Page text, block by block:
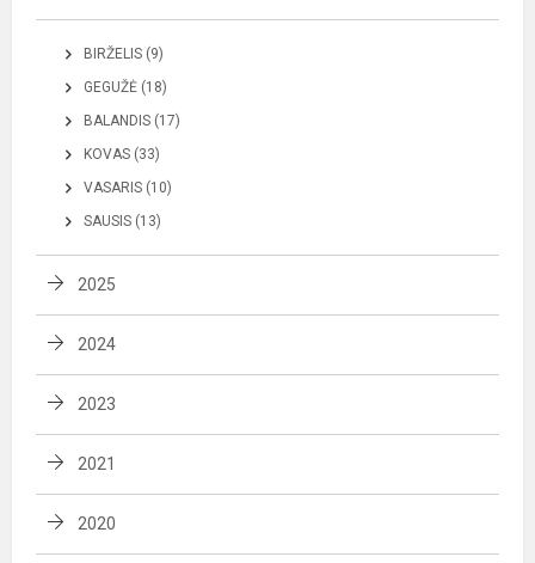
BIRŽELIS (9)
GEGUŽĖ (18)
BALANDIS (17)
KOVAS (33)
VASARIS (10)
SAUSIS (13)
2025
2024
2023
2021
2020